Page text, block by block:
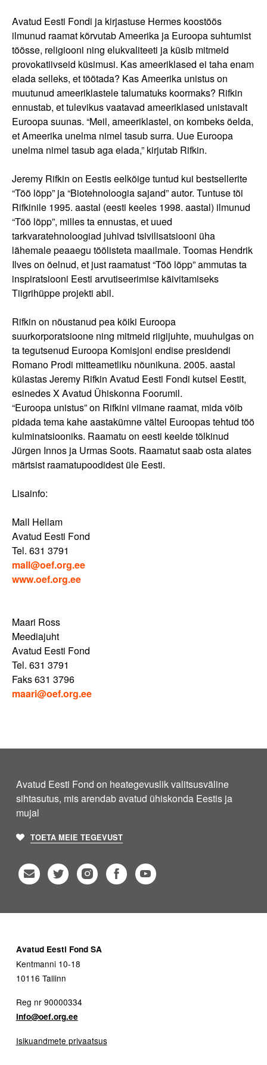
Avatud Eesti Fondi ja kirjastuse Hermes koostöös
ilmunud raamat kõrvutab Ameerika ja Euroopa suhtumist
töösse, religiooni ning elukvaliteeti ja küsib mitmeid
provokatiivseid küsimusi. Kas ameeriklased ei taha enam
elada selleks, et töötada? Kas Ameerika unistus on
muutunud ameeriklastele talumatuks koormaks? Rifkin
ennustab, et tulevikus vaatavad ameeriklased unistavalt
Euroopa suunas. “Meil, ameeriklastel, on kombeks öelda,
et Ameerika unelma nimel tasub surra. Uue Euroopa
unelma nimel tasub aga elada,” kirjutab Rifkin.
Jeremy Rifkin on Eestis eelkõige tuntud kui bestsellerite
“Töö lõpp” ja “Biotehnoloogia sajand” autor. Tuntuse tõi
Rifkinile 1995. aastal (eesti keeles 1998. aastal) ilmunud
“Töö lõpp”, milles ta ennustas, et uued
tarkvaratehnoloogiad juhivad tsivilisatsiooni üha
lähemale peaaegu töölisteta maailmale. Toomas Hendrik
Ilves on öelnud, et just raamatust “Töö lõpp” ammutas ta
inspiratsiooni Eesti arvutiseerimise käivitamiseks
Tiigrihüppe projekti abil.
Rifkin on nõustanud pea kõiki Euroopa
suurkorporatsioone ning mitmeid riigijuhte, muuhulgas on
ta tegutsenud Euroopa Komisjoni endise presidendi
Romano Prodi mitteametliku nõunikuna. 2005. aastal
külastas Jeremy Rifkin Avatud Eesti Fondi kutsel Eestit,
esinedes X Avatud Ühiskonna Foorumil.
“Euroopa unistus” on Rifkini viimane raamat, mida võib
pidada tema kahe aastakümne vältel Euroopas tehtud töö
kulminatsiooniks. Raamatu on eesti keelde tõlkinud
Jürgen Innos ja Urmas Soots. Raamatut saab osta alates
märtsist raamatupoodidest üle Eesti.
Lisainfo:
Mall Hellam
Avatud Eesti Fond
Tel. 631 3791
mall@oef.org.ee
www.oef.org.ee
Maari Ross
Meediajuht
Avatud Eesti Fond
Tel. 631 3791
Faks 631 3796
maari@oef.org.ee
Avatud Eesti Fond on heategevuslik valitsusväline
sihtasutus, mis arendab avatud ühiskonda Eestis ja
mujal
TOETA MEIE TEGEVUST
Avatud Eesti Fond SA
Kentmanni 10-18
10116 Tallinn
Reg nr 90000334
info@oef.org.ee
Isikuandmete privaatsus